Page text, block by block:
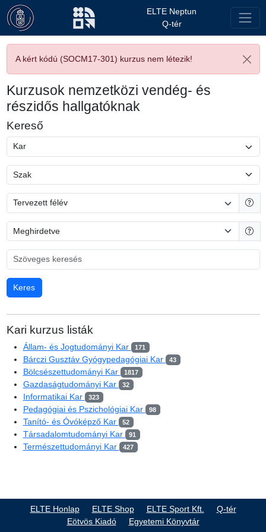
ELTE Neptun
Q-tér
A kért kódú (SOCM17-301) kurzus nem létezik!
Kurzusok nemzetközi vendég- és
részidős hallgatóknak
Kereső
Kari kurzus listák
Állam- és Jogtudományi Kar 171
Bárczi Gusztáv Gyógypedagógiai Kar 43
Bölcsészettudományi Kar 1817
Gazdaságtudományi Kar 32
Informatikai Kar 323
Pedagógiai és Pszichológiai Kar 98
Tanító- és Óvóképző Kar 52
Társadalomtudományi Kar 91
Természettudományi Kar 427
ELTE Honlap ELTE Shop ELTE Sport Kft.
Q-tér
Eötvös Kiadó
Egyetemi Könyvtár